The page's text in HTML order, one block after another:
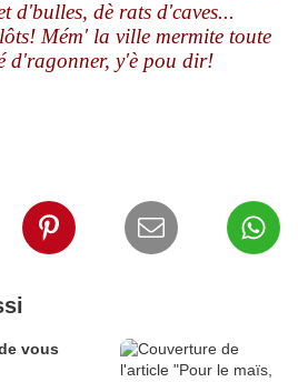
d'bulles, dè rats d'caves...
Mém' la ville mermite toute
d'ragonner, y'è pou dir!
vous